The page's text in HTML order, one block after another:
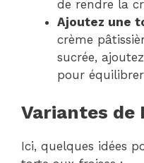
de rendre la
Ajoutez une
crème
sucrée,
pour
Variantes de
Ici, quelques idées